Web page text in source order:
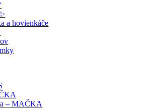
a hovienkáče
– MAČKA